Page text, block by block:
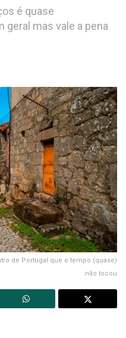
é quase
geral mas vale a pena
de Portugal que o tempo (quase)
não tocou